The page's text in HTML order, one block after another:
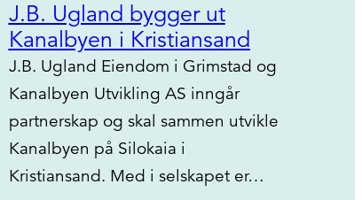
J.B. Ugland bygger ut
Kanalbyen i Kristiansand
J.B. Ugland Eiendom i Grimstad og
Kanalbyen Utvikling AS inngår
partnerskap og skal sammen utvikle
Kanalbyen på Silokaia i
Kristiansand. Med i selskapet er…